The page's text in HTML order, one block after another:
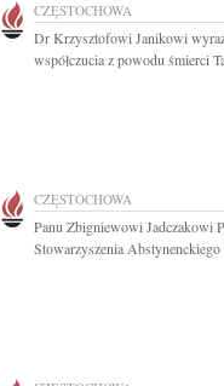
CZĘSTOCHOWA
Dr Krzysztofowi Janikowi
współczucia z powodu śmierci
CZĘSTOCHOWA
Panu Zbigniewowi Jadczakowi
Stowarzyszenia